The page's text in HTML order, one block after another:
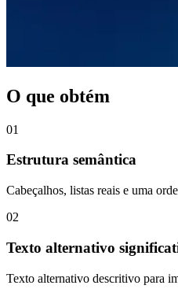
O que obtém
01
Estrutura semântica
Cabeçalhos, listas reais e uma
02
Texto alternativo
Texto alternativo descritivo para